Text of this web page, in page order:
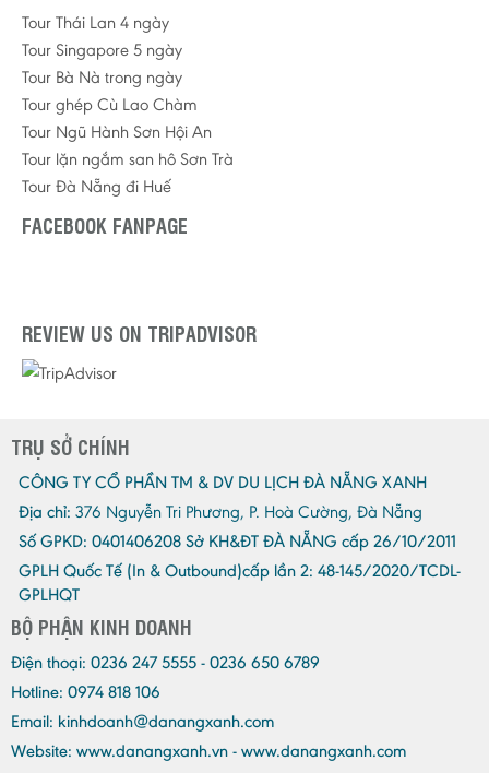
Tour Thái Lan 4 ngày
Tour Singapore 5 ngày
Tour Bà Nà trong ngày
Tour ghép Cù Lao Chàm
Tour Ngũ Hành Sơn Hội An
Tour lặn ngắm san hô Sơn Trà
Tour Đà Nẵng đi Huế
FACEBOOK FANPAGE
REVIEW US ON TRIPADVISOR
TRỤ SỞ CHÍNH
CÔNG TY CỔ PHẦN TM & DV DU LỊCH ĐÀ NẴNG XANH
Địa chỉ: 376 Nguyễn Tri Phương, P. Hoà Cường, Đà Nẵng
Số GPKD: 0401406208 Sở KH&ĐT ĐÀ NẴNG cấp 26/10/2011
GPLH Quốc Tế (In & Outbound)cấp lần 2: 48-145/2020/TCDL-
GPLHQT
BỘ PHẬN KINH DOANH
Điện thoại: 0236 247 5555 - 0236 650 6789
Hotline: 0974 818 106
Email: kinhdoanh@danangxanh.com
Website: www.danangxanh.vn - www.danangxanh.com